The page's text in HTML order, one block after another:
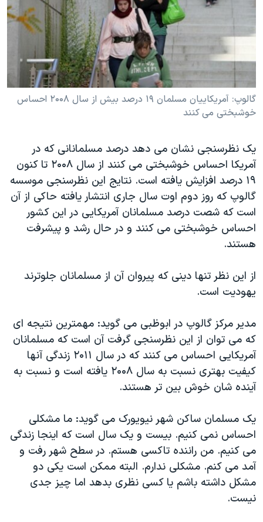
فرهنگ و زندگی
اقتصادی
علم و فناوری
اسرائیل در جنگ
گالری عکس
انتخابات ریاست جمهوری آمریکا ۲۰۲۴
حمله جمهوری اسلامی به اسرائیل
رمز مهسا
ورزش زنان در ایران
اعتراضات زن، زندگی، آزادی
تریبونال مردمی آبان ۹۸
دادگاه حمید نوری
چهل سال گروگان‌گیری
قانون شفافیت دارائی کادر رهبری ایران
اعتراضات مردمی آبان ۹۸
نرگس محمدی برنده جایزه نوبل صلح
صفحه‌های ویژه
سفر پرزیدنت ترامپ به چین
زبانهای مختلف
گالوپ: آمريکاييان مسلمان ۱٩ درصد بيش از سال ۲۰۰۸ احساس
خوشبختی می کنند
يک نظرسنجی نشان می دهد درصد مسلمانانی که در
آمريکا احساس خوشبختی می کنند از سال ۲۰۰۸ تا کنون
۱٩ درصد افزايش يافته است. نتايج اين نظرسنجی موسسه
گالوپ که روز دوم اوت سال جاری انتشار يافته حاکی از آن
است که شصت درصد مسلمانان آمريکايی در اين کشور
احساس خوشبختی می کنند و در حال رشد و پيشرفت
هستند.
از اين نظر تنها دينی که پيروان آن از مسلمانان جلوترند
يهوديت است.
مدير مرکز گالوپ در ابوظبی می گويد: مهمترين نتيجه ای
که می توان از اين نظرسنجی گرفت آن است که مسلمانان
آمريکايی احساس می کنند که در سال ۲۰۱۱ زندگی آنها
کيفيت بهتری نسبت به سال ۲۰۰۸ يافته است و نسبت به
آينده شان خوش بين تر هستند.
يک مسلمان ساکن شهر نيويورک می گويد: ما مشکلی
احساس نمی کنيم. بيست و يک سال است که اينجا زندگی
می کنيم. من راننده تاکسی هستم. در سطح شهر رفت و
آمد می کنم. مشکلی ندارم. البته ممکن است يکی دو
مشکل داشته باشم يا کسی نظری بدهد اما چيز جدی
نيست.